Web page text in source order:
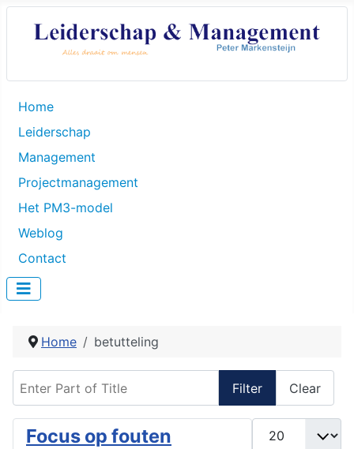
Home
Leiderschap
Management
Projectmanagement
Het PM3-model
Weblog
Contact
Home betutteling
Filter Clear
Display #
Focus op fouten